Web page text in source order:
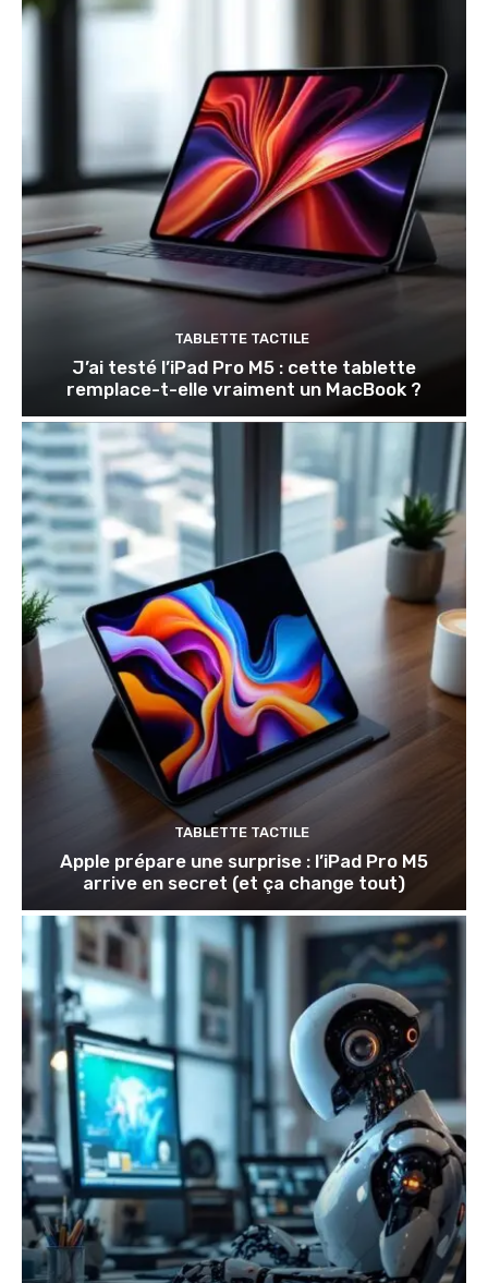
TABLETTE TACTILE
J’ai testé l’iPad Pro M5 : cette tablette
remplace-t-elle vraiment un MacBook ?
TABLETTE TACTILE
Apple prépare une surprise : l’iPad Pro M5
arrive en secret (et ça change tout)